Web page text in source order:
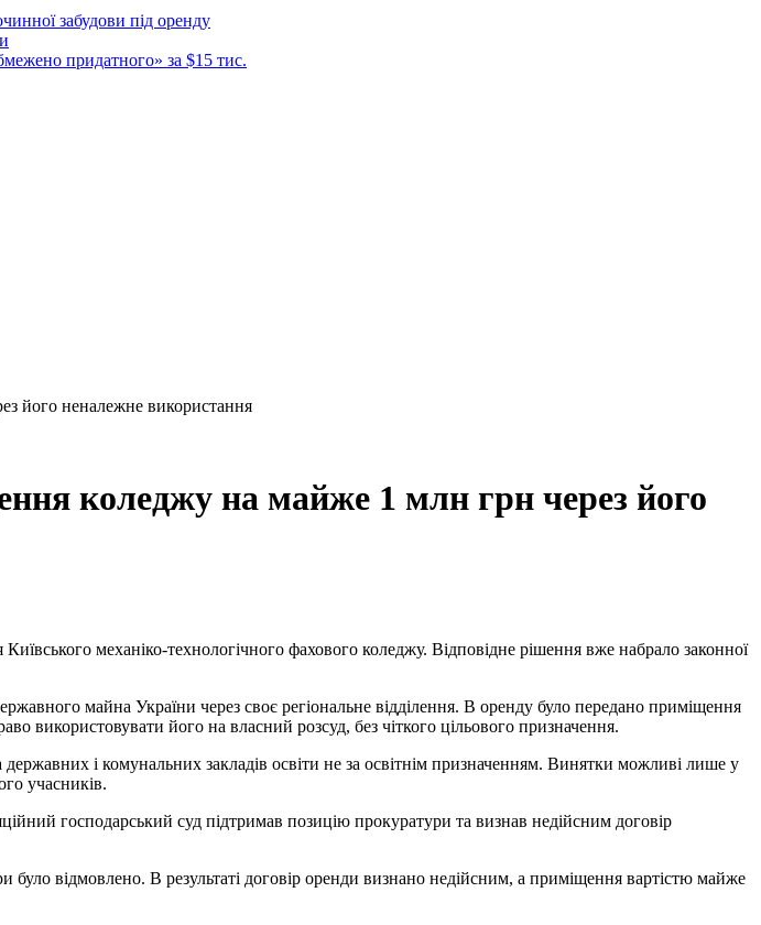
забудови під оренду
придатного» за $15 тис.
його неналежне використання
коледжу на майже 1 млн грн через його
Київського механіко-технологічного фахового коледжу. Відповідне рішення вже набрало законної
майна України через своє регіональне відділення. В оренду було передано приміщення
використовувати його на власний розсуд, без чіткого цільового призначення.
і комунальних закладів освіти не за освітнім призначенням. Винятки можливі лише у
учасників.
було відмовлено. В результаті договір оренди визнано недійсним, а приміщення вартістю майже